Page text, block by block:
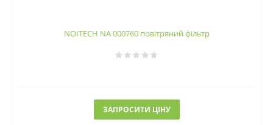
NOITECH NA 000760 повітряний фільтр
ЗАПРОСИТИ ЦІНУ